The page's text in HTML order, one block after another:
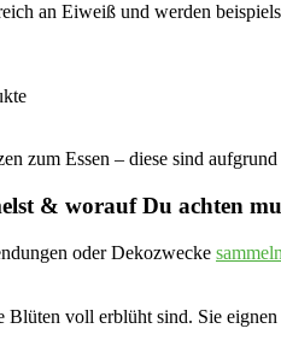
an Eiweiß und werden
zum Essen – diese sind
& worauf Du achten
oder Dekozwecke
Blüten voll erblüht sind. Sie